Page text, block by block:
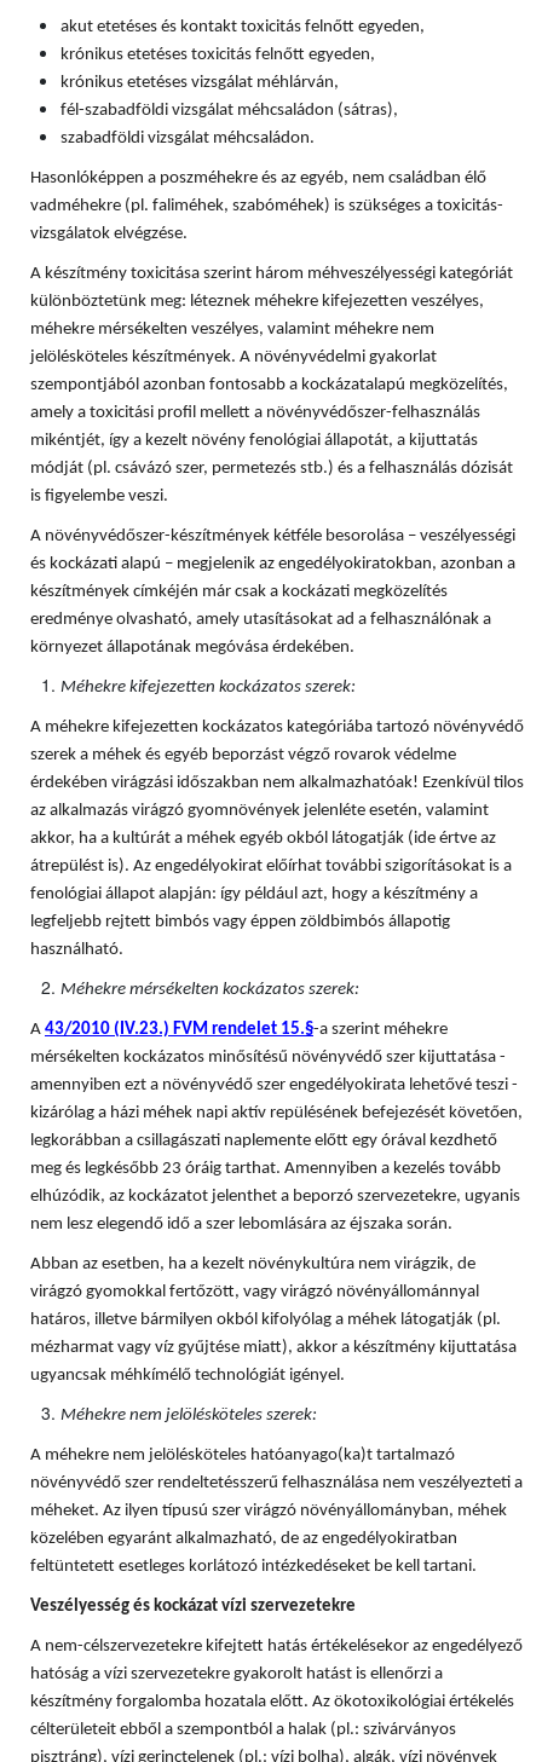
akut etetéses és kontakt toxicitás felnőtt egyeden,
krónikus etetéses toxicitás felnőtt egyeden,
krónikus etetéses vizsgálat méhlárván,
fél-szabadföldi vizsgálat méhcsaládon (sátras),
szabadföldi vizsgálat méhcsaládon.
Hasonlóképpen a poszméhekre és az egyéb, nem családban élő
vadméhekre (pl. faliméhek, szabóméhek) is szükséges a toxicitás-
vizsgálatok elvégzése.
A készítmény toxicitása szerint három méhveszélyességi kategóriát
különböztetünk meg: léteznek méhekre kifejezetten veszélyes,
méhekre mérsékelten veszélyes, valamint méhekre nem
jelölésköteles készítmények. A növényvédelmi gyakorlat
szempontjából azonban fontosabb a kockázatalapú megközelítés,
amely a toxicitási profil mellett a növényvédőszer-felhasználás
mikéntjét, így a kezelt növény fenológiai állapotát, a kijuttatás
módját (pl. csávázó szer, permetezés stb.) és a felhasználás dózisát
is figyelembe veszi.
A növényvédőszer-készítmények kétféle besorolása – veszélyességi
és kockázati alapú – megjelenik az engedélyokiratokban, azonban a
készítmények címkéjén már csak a kockázati megközelítés
eredménye olvasható, amely utasításokat ad a felhasználónak a
környezet állapotának megóvása érdekében.
Méhekre kifejezetten kockázatos szerek:
A méhekre kifejezetten kockázatos kategóriába tartozó növényvédő
szerek a méhek és egyéb beporzást végző rovarok védelme
érdekében virágzási időszakban nem alkalmazhatóak! Ezenkívül tilos
az alkalmazás virágzó gyomnövények jelenléte esetén, valamint
akkor, ha a kultúrát a méhek egyéb okból látogatják (ide értve az
átrepülést is). Az engedélyokirat előírhat további szigorításokat is a
fenológiai állapot alapján: így például azt, hogy a készítmény a
legfeljebb rejtett bimbós vagy éppen zöldbimbós állapotig
használható.
Méhekre mérsékelten kockázatos szerek:
A 43/2010 (IV.23.) FVM rendelet 15.§-a szerint méhekre
mérsékelten kockázatos minősítésű növényvédő szer kijuttatása -
amennyiben ezt a növényvédő szer engedélyokirata lehetővé teszi -
kizárólag a házi méhek napi aktív repülésének befejezését követően,
legkorábban a csillagászati naplemente előtt egy órával kezdhető
meg és legkésőbb 23 óráig tarthat. Amennyiben a kezelés tovább
elhúzódik, az kockázatot jelenthet a beporzó szervezetekre, ugyanis
nem lesz elegendő idő a szer lebomlására az éjszaka során.
Abban az esetben, ha a kezelt növénykultúra nem virágzik, de
virágzó gyomokkal fertőzött, vagy virágzó növényállománnyal
határos, illetve bármilyen okból kifolyólag a méhek látogatják (pl.
mézharmat vagy víz gyűjtése miatt), akkor a készítmény kijuttatása
ugyancsak méhkímélő technológiát igényel.
Méhekre nem jelölésköteles szerek:
A méhekre nem jelölésköteles hatóanyago(ka)t tartalmazó
növényvédő szer rendeltetésszerű felhasználása nem veszélyezteti a
méheket. Az ilyen típusú szer virágzó növényállományban, méhek
közelében egyaránt alkalmazható, de az engedélyokiratban
feltüntetett esetleges korlátozó intézkedéseket be kell tartani.
Veszélyesség és kockázat vízi szervezetekre
A nem-célszervezetekre kifejtett hatás értékelésekor az engedélyező
hatóság a vízi szervezetekre gyakorolt hatást is ellenőrzi a
készítmény forgalomba hozatala előtt. Az ökotoxikológiai értékelés
célterületeit ebből a szempontból a halak (pl.: szivárványos
pisztráng), vízi gerinctelenek (pl.: vízi bolha), algák, vízi növények